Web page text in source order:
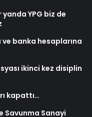
YPG biz de
ve banka hesaplarına
ikinci kez disiplin
kapattı…
Savunma Sanayi